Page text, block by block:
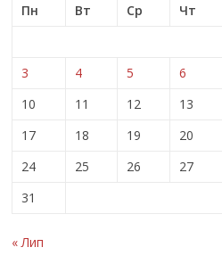
Пн
Вт Ср Чт
3
4 5 6
10
11 12 13
17
18 19 20
24
25 26 27
31
« Лип